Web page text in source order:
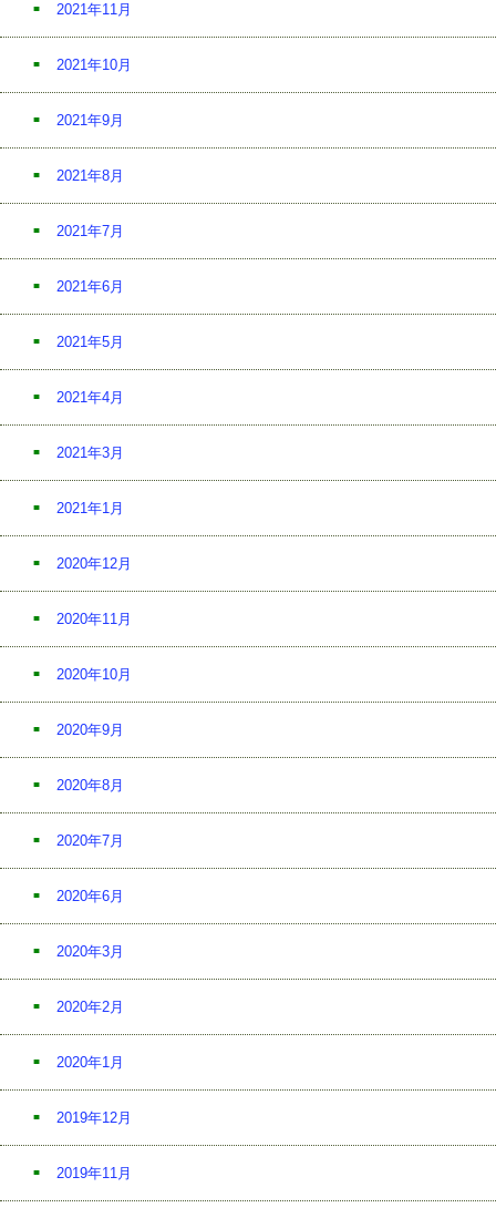
2021年11月
2021年10月
2021年9月
2021年8月
2021年7月
2021年6月
2021年5月
2021年4月
2021年3月
2021年1月
2020年12月
2020年11月
2020年10月
2020年9月
2020年8月
2020年7月
2020年6月
2020年3月
2020年2月
2020年1月
2019年12月
2019年11月